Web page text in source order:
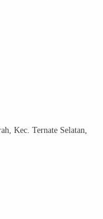
Kec. Ternate Selatan,